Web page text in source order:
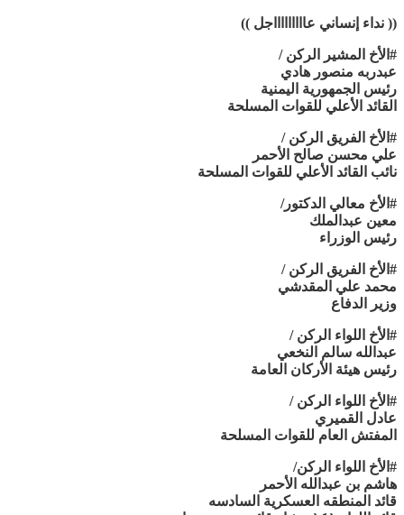
(( نداء إنساني عاااااااااجل ))
#الأخ المشير الركن /
عبدربه منصور هادي
رئيس الجمهورية اليمنية
القائد الأعلي للقوات المسلحة
#الأخ الفريق الركن /
علي محسن صالح الأحمر
نائب القائد الأعلي للقوات المسلحة
#الأخ معالي الدكتور/
معين عبدالملك
رئيس الوزراء
#الأخ الفريق الركن /
محمد علي المقدشي
وزير الدفاع
#الأخ اللواء الركن /
عبدالله سالم النخعي
رئيس هيئة الأركان العامة
#الأخ اللواء الركن /
عادل القميري
المفتش العام للقوات المسلحة
#الأخ اللواء الركن/
هاشم بن عبدالله الأحمر
قائد المنطقه العسكرية السادسه